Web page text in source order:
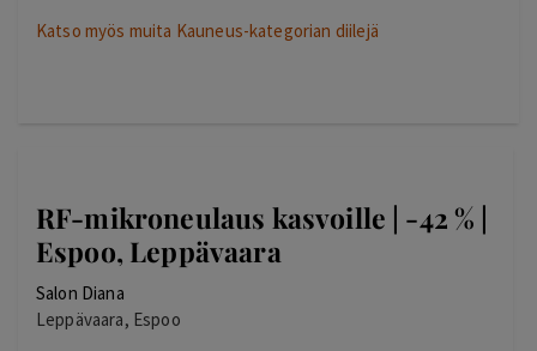
Katso myös muita Kauneus-kategorian diilejä
RF-mikroneulaus kasvoille | -42 % |
Espoo, Leppävaara
Salon Diana
Leppävaara, Espoo